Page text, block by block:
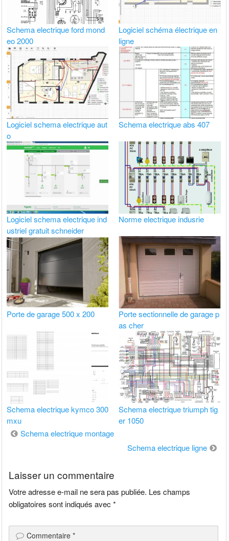
Schema electrique ford mond
eo 2000
Logiciel schéma électrique en
ligne
Logiciel schema electrique aut
o
Schema electrique abs 407
Logiciel schema electrique ind
ustriel gratuit schneider
Norme electrique indusrie
Porte de garage 500 x 200
Porte sectionnelle de garage p
as cher
Schema electrique kymco 300
mxu
Schema electrique triumph tig
er 1050
Navigation
Schema electrique montage
Schema electrique ligne
Laisser un commentaire
Votre adresse e-mail ne sera pas publiée. Les champs
obligatoires sont indiqués avec*
Commentaire*